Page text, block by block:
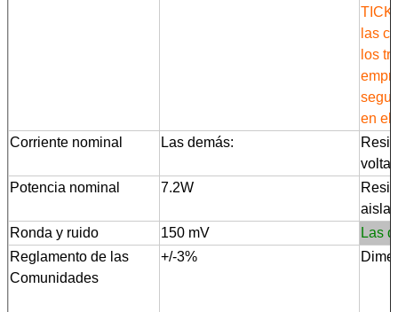
TICK
las
los
en el
Corriente nominal
Las demás:
Potencia nominal
7.2W
Ronda y ruido
150 mV
Las
Reglamento de las
Comunidades
+/-3%